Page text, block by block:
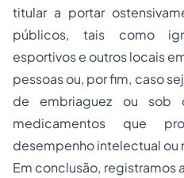
titular a portar
públicos, tais como
esportivos e outros locais
pessoas ou, por fim, caso
de embriaguez ou
medicamentos que
desempenho intelectual ou
Em conclusão, registramos